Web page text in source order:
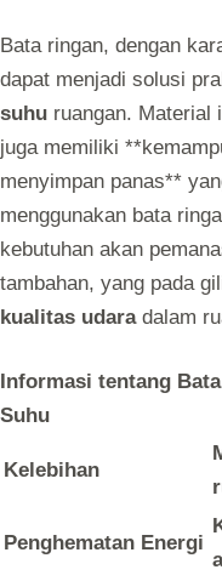
Bata ringan, dengan
dapat menjadi solusi
suhu ruangan. Material
juga memiliki
menyimpan panas**
menggunakan bata
kebutuhan akan
tambahan, yang pada
kualitas udaradalam
Informasi tentang
Suhu
Kelebihan
Penghematan Energi